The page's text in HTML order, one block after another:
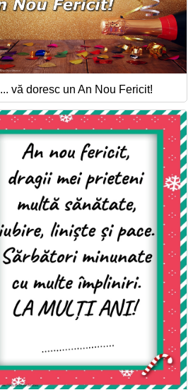
... vă doresc un An Nou Fericit!